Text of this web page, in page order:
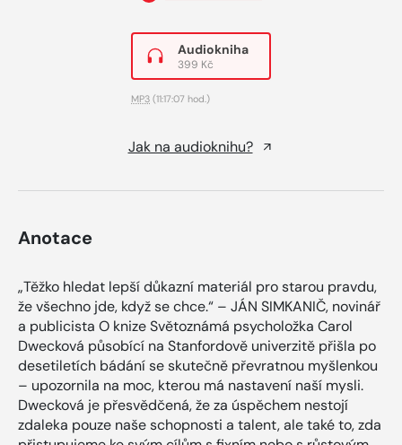
Audiokniha
399 Kč
MP3 (11:17:07 hod.)
Jak na audioknihu?
Anotace
„Těžko hledat lepší důkazní materiál pro starou pravdu,
že všechno jde, když se chce.“ – JÁN SIMKANIČ, novinář
a publicista O knize Světoznámá psycholožka Carol
Dwecková působící na Stanfordově univerzitě přišla po
desetiletích bádání se skutečně převratnou myšlenkou
– upozornila na moc, kterou má nastavení naší mysli.
Dwecková je přesvědčená, že za úspěchem nestojí
zdaleka pouze naše schopnosti a talent, ale také to, zda